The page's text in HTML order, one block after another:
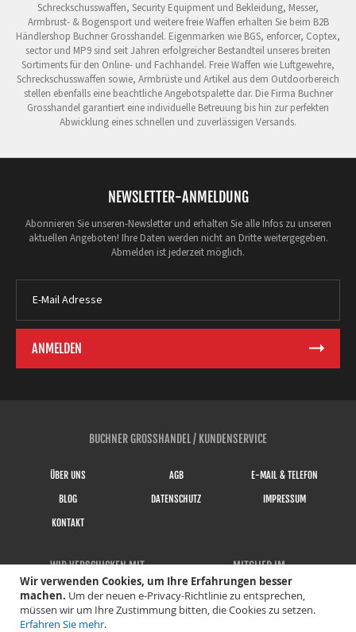
Wir verwenden Cookies, um Ihre Erfahrungen besser
machen. Um der neuen e-Privacy-Richtlinie zu entsprechen,
müssen wir um Ihre Zustimmung bitten, die Cookies zu setzen.
Erfahren Sie mehr.
Schreckschusswaffen, Security Equipment und Bekleidung, Messer,
Armbrust- & Bogensport und weitere freie Waffen erhalten Sie beim B2B
Händlershop Buchner Grosshandel. Eigenmarken wie BGS, enforcer, Coptex,
sector und MP9 sind seit Jahren erfolgreicher Bestandteil unseres breiten
Sortiments für den Online- und Fachhandel. Freie Waffen wie Luftgewehre,
Schreckschusswaffen sowie, Armbrüste und Artikel aus dem Outdoorbereich
stellen ebenfalls eine beachtliche Angebotspalette dar. Die Firma Buchner
Grosshandel garantiert eine individuelle Betreuung bis hin zur perfekten
Abwicklung eines schnellen und zuverlässigen Versands.
NEWSLETTER-ANMELDUNG
Abonnieren Sie unseren-Newsletter und erhalten Sie alle Infos zu unseren
aktuellen Angeboten! Ihre Daten werden nicht an Dritte weitergegeben.
Abmelden ist jederzeit möglich.
BUCHNER GROSSHANDEL / KUNDENSERVICE
ÜBER UNS AGB
E-MAIL & TELEFON
BLOG
DATENSCHUTZ
IMPRESSUM
KONTAKT
MITGLIED IM
WIR VERSCHICKEN MIT